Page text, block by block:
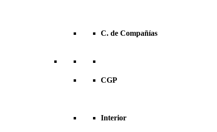
C. de Compañías
CGP
Interior